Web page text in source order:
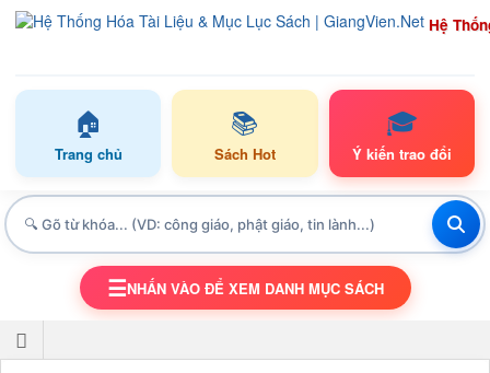
Hệ
🏠
Trang chủ
📚
Sách Hot
🎓
Ý kiến trao đổi
TOGGLE NAVIGATION
☰NHẤN VÀO ĐỂ XEM DANH MỤC SÁCH